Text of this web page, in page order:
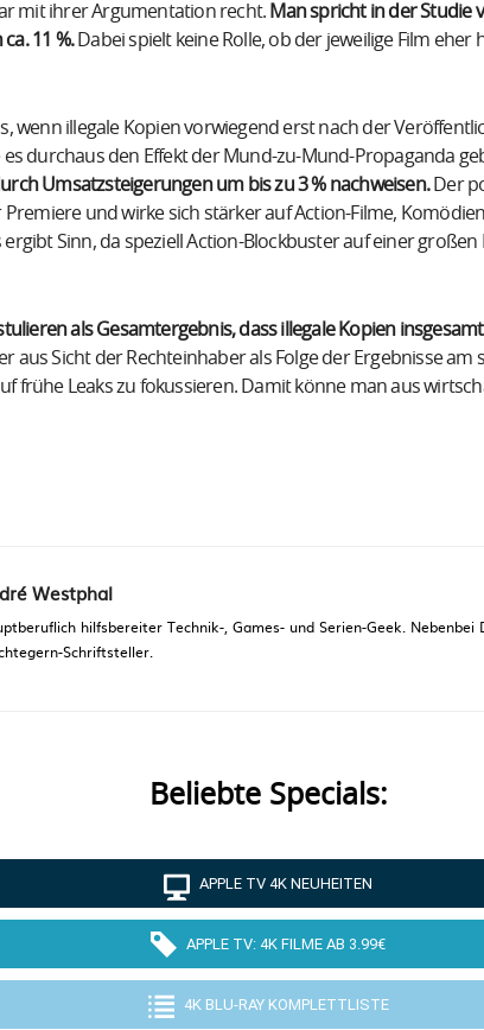
mit ihrer Argumentation recht. Man spricht in der Studie
11 %.Dabei spielt keine Rolle, ob der jeweilige Film
wenn illegale Kopien vorwiegend erst nach der
durchaus den Effekt der Mund-zu-Mund-Propaganda
Umsatzsteigerungen um bis zu 3 % nachweisen.Der
und wirke sich stärker auf Action-Filme,
ergibt Sinn, da speziell Action-Blockbuster auf einer
als Gesamtergebnis, dass illegale Kopien
aus Sicht der Rechteinhaber als Folge der Ergebnisse
frühe Leaks zu fokussieren. Damit könne man aus
Westphal
hilfsbereiter Technik-, Games- und Serien-Geek. Nebenbei
Schriftsteller.
Beliebte Specials:
APPLE TV 4K NEUHEITEN
APPLE TV: 4K FILME AB 3.99€
4K BLU-RAY KOMPLETTLISTE